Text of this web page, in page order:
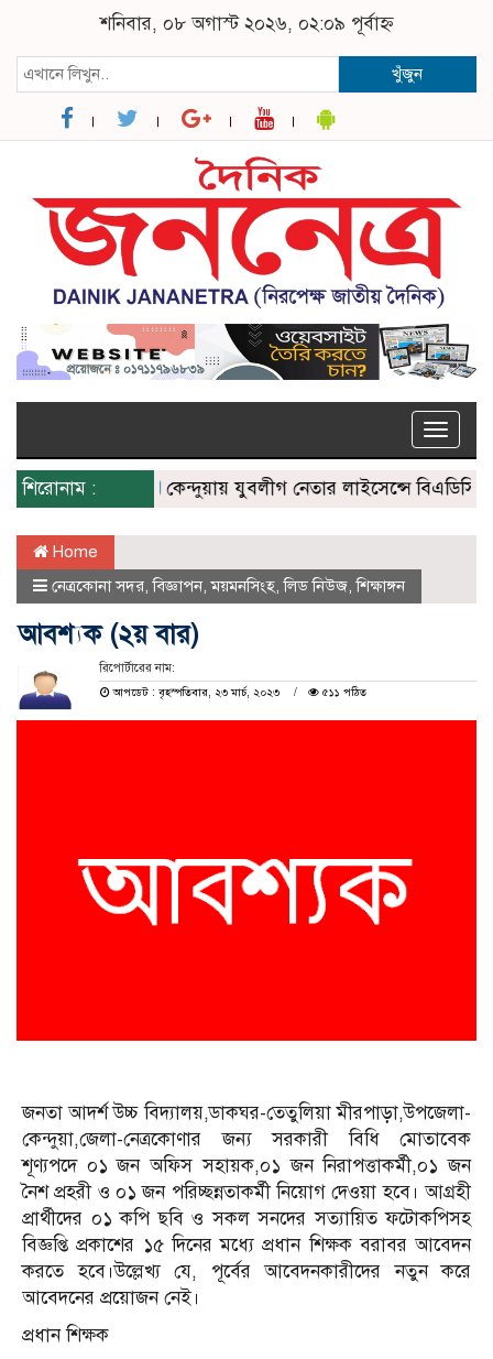
শনিবার, ০৮ অগাস্ট ২০২৬, ০২:০৯ পূর্বাহ্ন
খুঁজুন
Toggle
শিরোনাম :
কেন্দুয়ায় যুবলীগ নেতার লাইসেন্সে বিএডিসির
Home
নেত্রকোনা সদর,বিজ্ঞাপন,ময়মনসিংহ,লিড নিউজ,শিক্ষাঙ্গন
আবশ্যক (২য় বার)
রিপোর্টারের নাম:
আপডেট : বৃহস্পতিবার, ২৩ মার্চ, ২০২৩
৫১১ পঠিত
জনতা আদর্শ উচ্চ বিদ্যালয়,ডাকঘর-তেতুলিয়া মীরপাড়া,উপজেলা-
কেন্দুয়া,জেলা-নেত্রকোণার জন্য সরকারী বিধি মোতাবেক
শূণ্যপদে ০১ জন অফিস সহায়ক,০১ জন নিরাপত্তাকর্মী,০১ জন
নৈশ প্রহরী ও ০১ জন পরিচ্ছন্নতাকর্মী নিয়োগ দেওয়া হবে। আগ্রহী
প্রার্থীদের ০১ কপি ছবি ও সকল সনদের সত্যায়িত ফটোকপিসহ
বিজ্ঞপ্তি প্রকাশের ১৫ দিনের মধ্যে প্রধান শিক্ষক বরাবর আবেদন
করতে হবে।উল্লেখ্য যে, পূর্বের আবেদনকারীদের নতুন করে
আবেদনের প্রয়োজন নেই।
প্রধান শিক্ষক